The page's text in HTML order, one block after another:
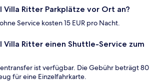
Ritter Parkplätze vor Ort an?
Service kosten 15 EUR pro Nacht.
Ritter einen Shuttle-Service zum
ist verfügbar. Die Gebühr beträgt 80
für eine Einzelfahrkarte.